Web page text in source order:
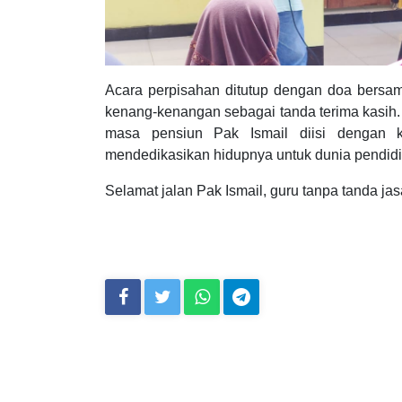
Acara perpisahan ditutup dengan doa
kenang-kenangan sebagai tanda terima
masa pensiun Pak Ismail diisi dengan
mendedikasikan hidupnya untuk dunia
Selamat jalan Pak Ismail, guru tanpa tanda